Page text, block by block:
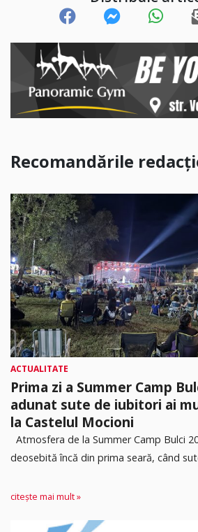
Recomandările
ACTUALITATE
Prima zi a Summer Camp
adunat sute de iubitori ai
la Castelul Mocioni
Atmosfera de la Summer Camp Bulci
deosebită încă din prima seară, când
citește mai mult »